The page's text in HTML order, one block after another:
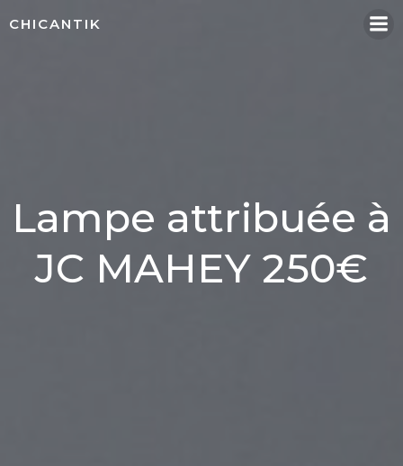
CHICANTIK
Lampe attribuée à
JC MAHEY 250€